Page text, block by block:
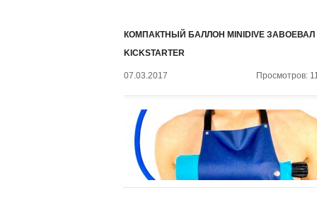
КОМПАКТНЫЙ БАЛЛОН MINIDIVE ЗАВОЕВАЛ
KICKSTARTER
07.03.2017 Просмотров: